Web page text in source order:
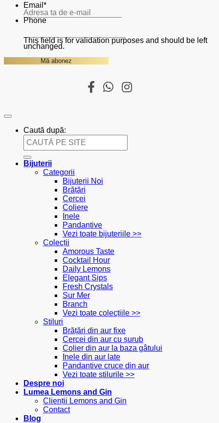
Email *
Phone
This field is for validation purposes and should be left
unchanged.
Caută după:
Bijuterii
Categorii
Bijuterii Noi
Brățări
Cercei
Coliere
Inele
Pandantive
Vezi toate bijuteriile >>
Colecții
Amorous Taste
Cocktail Hour
Daily Lemons
Elegant Sips
Fresh Crystals
Sur Mer
Branch
Vezi toate colecțiile >>
Stiluri
Brățări din aur fixe
Cercei din aur cu șurub
Colier din aur la baza gâtului
Inele din aur late
Pandantive cruce din aur
Vezi toate stilurile >>
Despre noi
Lumea Lemons and Gin
Clienții Lemons and Gin
Contact
Blog